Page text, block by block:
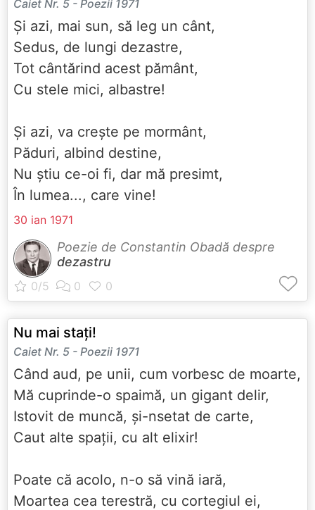
Caiet Nr. 5 - Poezii 1971
Și azi, mai sun, să leg un cânt,
Sedus, de lungi dezastre,
Tot cântărind acest pământ,
Cu stele mici, albastre!
Și azi, va crește pe mormânt,
Păduri, albind destine,
Nu știu ce-oi fi, dar mă presimt,
În lumea..., care vine!
30 ian 1971
Poezie de Constantin Obadă despre
dezastru
Nu mai stați!
Caiet Nr. 5 - Poezii 1971
Când aud, pe unii, cum vorbesc de moarte,
Mă cuprinde-o spaimă, un gigant delir,
Istovit de muncă, și-nsetat de carte,
Caut alte spații, cu alt elixir!
Poate că acolo, n-o să vină iară,
Moartea cea terestră, cu cortegiul ei,